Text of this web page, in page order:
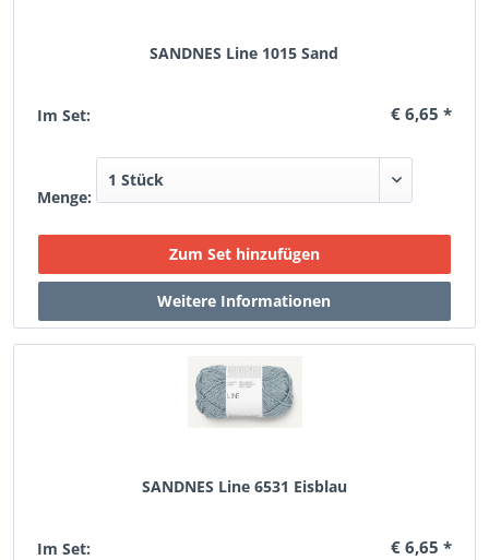
SANDNES Line 1015 Sand
Im Set: € 6,65 *
Menge:
SANDNES Line 6531 Eisblau
Im Set: € 6,65 *